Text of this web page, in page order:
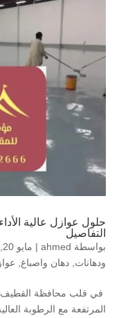
حلول عوازل عالية
التفاصيل
بواسطة ahmed
| مايو 20, 2025
ودهانات, دهان واصباغ,
في قلب محافظة
المرتفعة مع الرطوبة